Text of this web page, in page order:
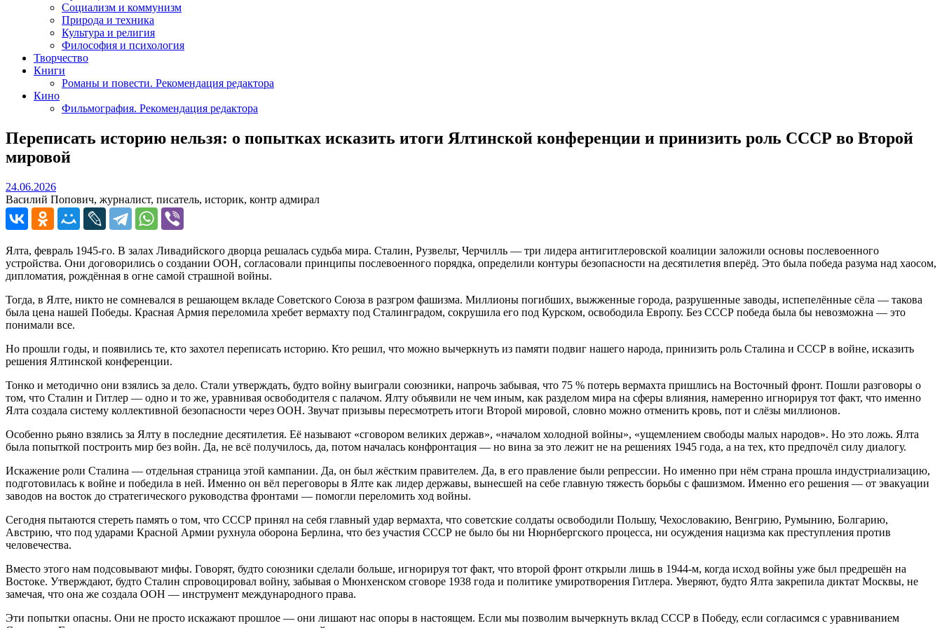
Социализм и коммунизм
Природа и техника
Культура и религия
Философия и психология
Творчество
Книги
Романы и повести. Рекомендация редактора
Кино
Фильмография. Рекомендация редактора
Переписать историю нельзя: о попытках исказить итоги Ялтинской конференции и принизить роль СССР во Второй
мировой
24.06.202624.06.2026
Василий Попович, журналист, писатель, историк, контр адмирал
Ялта, февраль 1945‑го. В залах Ливадийского дворца решалась судьба мира. Сталин, Рузвельт, Черчилль — три лидера антигитлеровской коалиции заложили основы послевоенного
устройства. Они договорились о создании ООН, согласовали принципы послевоенного порядка, определили контуры безопасности на десятилетия вперёд. Это была победа разума над хаосом,
дипломатия, рождённая в огне самой страшной войны.
Тогда, в Ялте, никто не сомневался в решающем вкладе Советского Союза в разгром фашизма. Миллионы погибших, выжженные города, разрушенные заводы, испепелённые сёла — такова
была цена нашей Победы. Красная Армия переломила хребет вермахту под Сталинградом, сокрушила его под Курском, освободила Европу. Без СССР победа была бы невозможна — это
понимали все.
Но прошли годы, и появились те, кто захотел переписать историю. Кто решил, что можно вычеркнуть из памяти подвиг нашего народа, принизить роль Сталина и СССР в войне, исказить
решения Ялтинской конференции.
Тонко и методично они взялись за дело. Стали утверждать, будто войну выиграли союзники, напрочь забывая, что 75 % потерь вермахта пришлись на Восточный фронт. Пошли разговоры о
том, что Сталин и Гитлер — одно и то же, уравнивая освободителя с палачом. Ялту объявили не чем иным, как разделом мира на сферы влияния, намеренно игнорируя тот факт, что именно
Ялта создала систему коллективной безопасности через ООН. Звучат призывы пересмотреть итоги Второй мировой, словно можно отменить кровь, пот и слёзы миллионов.
Особенно рьяно взялись за Ялту в последние десятилетия. Её называют «сговором великих держав», «началом холодной войны», «ущемлением свободы малых народов». Но это ложь. Ялта
была попыткой построить мир без войн. Да, не всё получилось, да, потом началась конфронтация — но вина за это лежит не на решениях 1945 года, а на тех, кто предпочёл силу диалогу.
Искажение роли Сталина — отдельная страница этой кампании. Да, он был жёстким правителем. Да, в его правление были репрессии. Но именно при нём страна прошла индустриализацию,
подготовилась к войне и победила в ней. Именно он вёл переговоры в Ялте как лидер державы, вынесшей на себе главную тяжесть борьбы с фашизмом. Именно его решения — от эвакуации
заводов на восток до стратегического руководства фронтами — помогли переломить ход войны.
Сегодня пытаются стереть память о том, что СССР принял на себя главный удар вермахта, что советские солдаты освободили Польшу, Чехословакию, Венгрию, Румынию, Болгарию,
Австрию, что под ударами Красной Армии рухнула оборона Берлина, что без участия СССР не было бы ни Нюрнбергского процесса, ни осуждения нацизма как преступления против
человечества.
Вместо этого нам подсовывают мифы. Говорят, будто союзники сделали больше, игнорируя тот факт, что второй фронт открыли лишь в 1944‑м, когда исход войны уже был предрешён на
Востоке. Утверждают, будто Сталин спровоцировал войну, забывая о Мюнхенском сговоре 1938 года и политике умиротворения Гитлера. Уверяют, будто Ялта закрепила диктат Москвы, не
замечая, что она же создала ООН — инструмент международного права.
Эти попытки опасны. Они не просто искажают прошлое — они лишают нас опоры в настоящем. Если мы позволим вычеркнуть вклад СССР в Победу, если согласимся с уравниванием